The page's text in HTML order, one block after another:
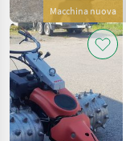
Macchina nuova